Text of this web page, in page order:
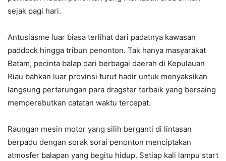
sejak pagi hari.
Antusiasme luar biasa terlihat dari padatnya kawasan
paddock hingga tribun penonton. Tak hanya masyarakat
Batam, pecinta balap dari berbagai daerah di Kepulauan
Riau bahkan luar provinsi turut hadir untuk menyaksikan
langsung pertarungan para dragster terbaik yang bersaing
memperebutkan catatan waktu tercepat.
Raungan mesin motor yang silih berganti di lintasan
berpadu dengan sorak sorai penonton menciptakan
atmosfer balapan yang begitu hidup. Setiap kali lampu start